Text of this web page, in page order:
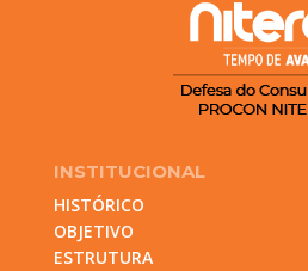
INSTITUCIONAL
HISTÓRICO
OBJETIVO
ESTRUTURA